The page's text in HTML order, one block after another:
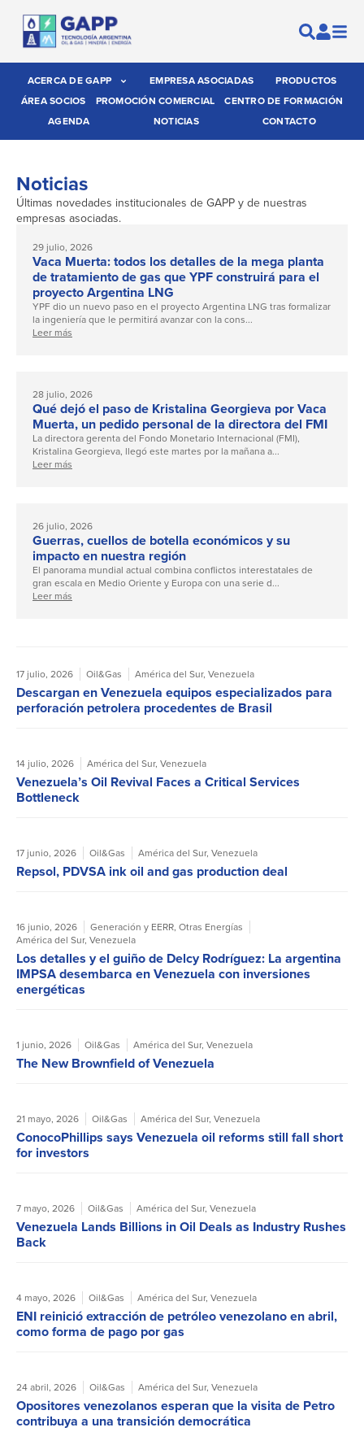
ACERCA DE GAPP EMPRESA ASOCIADAS
PRODUCTOS
ÁREA SOCIOS
PROMOCIÓN COMERCIAL
CENTRO DE FORMACIÓN
AGENDA
NOTICIAS CONTACTO
17 julio, 2026 Oil&Gas América del Sur, Venezuela
Descargan en Venezuela equipos especializados para
perforación petrolera procedentes de Brasil
14 julio, 2026 América del Sur, Venezuela
Venezuela’s Oil Revival Faces a Critical Services
Bottleneck
17 junio, 2026 Oil&Gas América del Sur, Venezuela
Repsol, PDVSA ink oil and gas production deal
16 junio, 2026 Generación y EERR, Otras Energías
América del Sur, Venezuela
Los detalles y el guiño de Delcy Rodríguez: La argentina
IMPSA desembarca en Venezuela con inversiones
energéticas
1 junio, 2026 Oil&Gas América del Sur, Venezuela
The New Brownfield of Venezuela
21 mayo, 2026 Oil&Gas América del Sur, Venezuela
ConocoPhillips says Venezuela oil reforms still fall short
for investors
7 mayo, 2026 Oil&Gas América del Sur, Venezuela
Venezuela Lands Billions in Oil Deals as Industry Rushes
Back
4 mayo, 2026 Oil&Gas América del Sur, Venezuela
ENI reinició extracción de petróleo venezolano en abril,
como forma de pago por gas
24 abril, 2026 Oil&Gas América del Sur, Venezuela
Opositores venezolanos esperan que la visita de Petro
contribuya a una transición democrática
Noticias
Últimas novedades institucionales de GAPP y de nuestras
empresas asociadas.
29 julio, 2026
Vaca Muerta: todos los detalles de la mega planta
de tratamiento de gas que YPF construirá para el
proyecto Argentina LNG
YPF dio un nuevo paso en el proyecto Argentina LNG tras formalizar
la ingeniería que le permitirá avanzar con la cons...
Leer más
28 julio, 2026
Qué dejó el paso de Kristalina Georgieva por Vaca
Muerta, un pedido personal de la directora del FMI
La directora gerenta del Fondo Monetario Internacional (FMI),
Kristalina Georgieva, llegó este martes por la mañana a...
Leer más
26 julio, 2026
Guerras, cuellos de botella económicos y su
impacto en nuestra región
El panorama mundial actual combina conflictos interestatales de
gran escala en Medio Oriente y Europa con una serie d...
Leer más